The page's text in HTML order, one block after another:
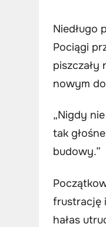
Niedługo
Pociągi
piszczały
nowym
„Nigdy
tak
budowy.”
frustrację
hałas